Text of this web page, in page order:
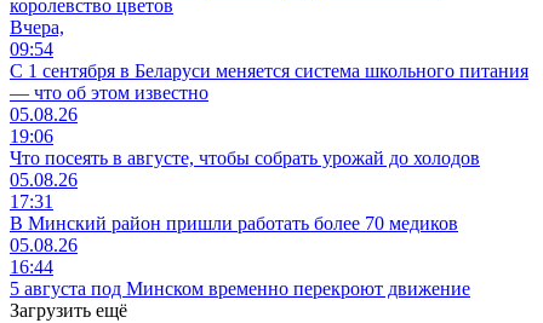
королевство цветов
Вчера,
09:54
С 1 сентября в Беларуси меняется система школьного питания
— что об этом известно
05.08.26
19:06
Что посеять в августе, чтобы собрать урожай до холодов
05.08.26
17:31
В Минский район пришли работать более 70 медиков
05.08.26
16:44
5 августа под Минском временно перекроют движение
Загрузить ещё